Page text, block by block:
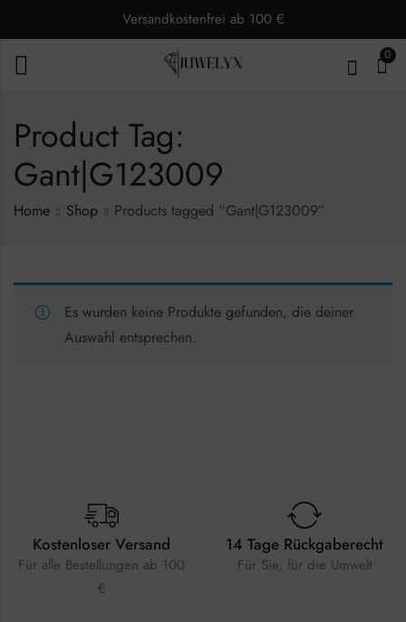
Versandkostenfrei ab 100 €
0
Product Tag:
Gant|G123009
Home Shop Products tagged “Gant|G123009”
Es wurden keine Produkte gefunden, die deiner
Auswahl entsprechen.
Kostenloser Versand
Für alle Bestellungen ab 100
€
14 Tage Rückgaberecht
Für Sie, für die Umwelt